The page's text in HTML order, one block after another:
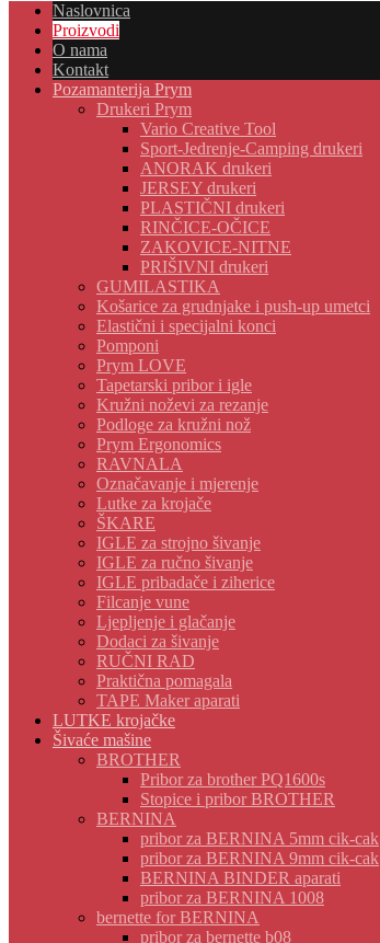
Naslovnica
Proizvodi
O nama
Kontakt
Pozamanterija Prym
Drukeri Prym
Vario Creative Tool
Sport-Jedrenje-Camping drukeri
ANORAK drukeri
JERSEY drukeri
PLASTIČNI drukeri
RINČICE-OČICE
ZAKOVICE-NITNE
PRIŠIVNI drukeri
GUMILASTIKA
Košarice za grudnjake i push-up umetci
Elastični i specijalni konci
Pomponi
Prym LOVE
Tapetarski pribor i igle
Kružni noževi za rezanje
Podloge za kružni nož
Prym Ergonomics
RAVNALA
Označavanje i mjerenje
Lutke za krojače
ŠKARE
IGLE za strojno šivanje
IGLE za ručno šivanje
IGLE pribadače i ziherice
Filcanje vune
Ljepljenje i glačanje
Dodaci za šivanje
RUČNI RAD
Praktična pomagala
TAPE Maker aparati
LUTKE krojačke
Šivaće mašine
BROTHER
Pribor za brother PQ1600s
Stopice i pribor BROTHER
BERNINA
pribor za BERNINA 5mm cik-cak
pribor za BERNINA 9mm cik-cak
BERNINA BINDER aparati
pribor za BERNINA 1008
bernette for BERNINA
pribor za bernette b08